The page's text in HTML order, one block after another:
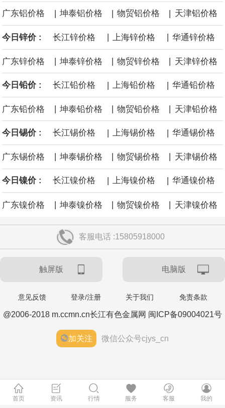
产停建煤矿应退尽退。
伦敦金属交易所(LME)：镍库存持平。
伦敦金属交易所(LME)：锡库存减少100吨。
8月10日消息，在岸人民币兑美元收盘报6.7442，较上一交易日上
涨59点。
欧元区8月Sentix投资者信心指数 0.9，预期-0.5，前值-3.1。
广东铝价格 | 坤泰铝价格 | 物贸铝价格 | 天津铝价格
今日锌价 : 长江锌价格 上海锌价格 华通锌价格
广东锌价格 | 坤泰锌价格 | 物贸锌价格 | 天津锌价格
今日铅价 : 长江铅价格 | 上海铅价格 | 华通铅价格
广东铅价格 坤泰铅价格 物贸铅价格 天津铅价格
今日锡价 : 长江锡价格 | 上海锡价格 | 华通锡价格
广东锡价格 坤泰锡价格 物贸锡价格 天津锡价格
今日镍价 : 长江镍价格 | 上海镍价格 | 华通镍价格
广东镍价格 | 坤泰镍价格 | 物贸镍价格 | 天津镍价格
客服电话 :15805918000
触屏版 电脑版
意见反馈 登录/注册 关于我们 免责条款
@2006-2018 m.ccmn.cn长江有色金属网 闽ICP备09004021号
加关注 微信公众号cjys_cn
首页 资讯 行情 服务 客服 我的